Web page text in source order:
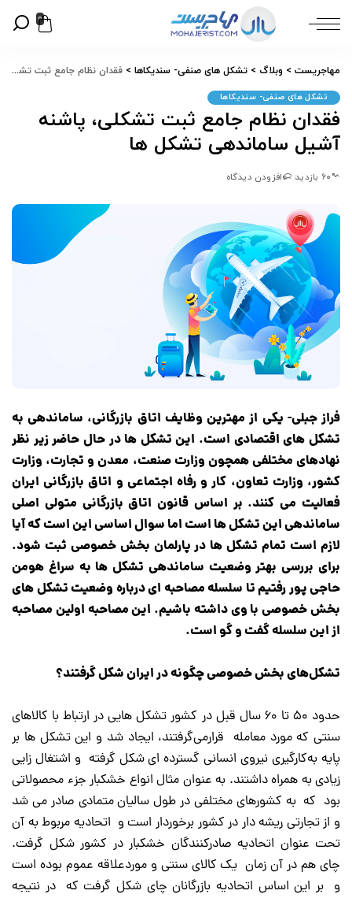
0
مهاجریست > وبلاگ > تشکل های صنفی- سندیکاها > فقدان نظام جامع ثبت تشکلی، پاشنه آشیل ساماندهی تشکل ها
تشکل های صنفی- سندیکاها
فقدان نظام جامع ثبت تشکلی، پاشنه
آشیل ساماندهی تشکل ها
60 بازدید افزودن دیدگاه
فراز جبلی- یکی از مهترین وظایف اتاق بازرگانی، ساماندهی به
تشکل های اقتصادی است. این تشکل ها در حال حاضر زیر نظر
نهادهای مختلفی همچون وزارت صنعت، معدن و تجارت، وزارت
کشور، وزارت تعاون، کار و رفاه اجتماعی و اتاق بازرگانی ایران
فعالیت می کنند. بر اساس قانون اتاق بازرگانی متولی اصلی
ساماندهی این تشکل ها است اما سوال اساسی این است که آیا
لازم است تمام تشکل ها در پارلمان بخش خصوصی ثبت شود.
برای بررسی بهتر وضعیت ساماندهی تشکل ها به سراغ هومن
حاجی پور رفتیم تا سلسله مصاحبه ای درباره وضعیت تشکل های
بخش خصوصی با وی داشته باشیم. این مصاحبه اولین مصاحبه
از این سلسله گفت و گو است.
تشکل‌های بخش خصوصی چگونه در ایران شکل گرفتند؟
حدود ۵۰ تا ۶۰ سال قبل در کشور تشکل هایی در ارتباط با کالاهای
سنتی که مورد معامله قرارمی‌گرفتند، ایجاد شد و این تشکل ها بر
پایه به‌کارگیری نیروی انسانی گسترده ای شکل گرفته و اشتغال زایی
زیادی به همراه داشتند. به عنوان مثال انواع خشکبار جزء محصولاتی
بود که به کشورهای مختلفی در طول سالیان متمادی صادر می شد
و از تجارتی ریشه دار در کشور برخوردار است و اتحادیه مربوط به آن
تحت عنوان اتحادیه صادرکنندگان خشکبار در کشور شکل گرفت.
چای هم در آن زمان یک کالای سنتی و موردعلاقه عموم بوده است
و بر این اساس اتحادیه بازرگانان چای شکل گرفت که در نتیجه